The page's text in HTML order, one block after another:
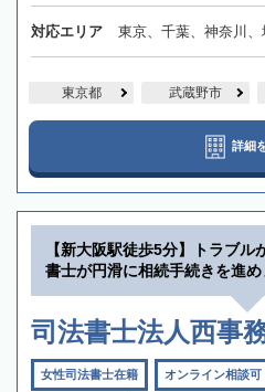
対応エリア 東京、千葉、神奈川
東京都 武蔵野市
詳細
【新大阪駅徒歩5分】トラブ
書士が円滑に相続手続きを進め
司法書士法人西事
女性司法書士在籍 オンライン相談可